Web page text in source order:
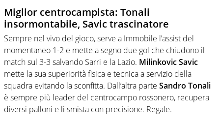
Miglior centrocampista: Tonali
insormontabile, Savic trascinatore
Sempre nel vivo del gioco, serve a Immobile l’assist del
momentaneo 1-2 e mette a segno due gol che chiudono il
match sul 3-3 salvando Sarri e la Lazio. Milinkovic Savic
mette la sua superiorità fisica e tecnica a servizio della
squadra evitando la sconfitta. Dall’altra parte Sandro Tonali
è sempre più leader del centrocampo rossonero, recupera
diversi palloni e li smista con precisione. Regale.